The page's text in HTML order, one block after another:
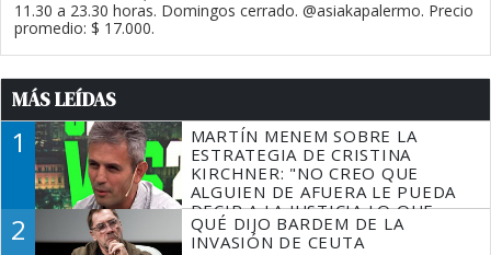
11.30 a 23.30 horas. Domingos cerrado. @asiakapalermo. Precio
promedio: $ 17.000.
MÁS LEÍDAS
1
MARTÍN MENEM SOBRE LA
ESTRATEGIA DE CRISTINA
KIRCHNER: "NO CREO QUE
ALGUIEN DE AFUERA LE PUEDA
DECIR A LA JUSTICIA LO QUE
TIENE QUE HACER"
2
QUÉ DIJO BARDEM DE LA
INVASIÓN DE CEUTA